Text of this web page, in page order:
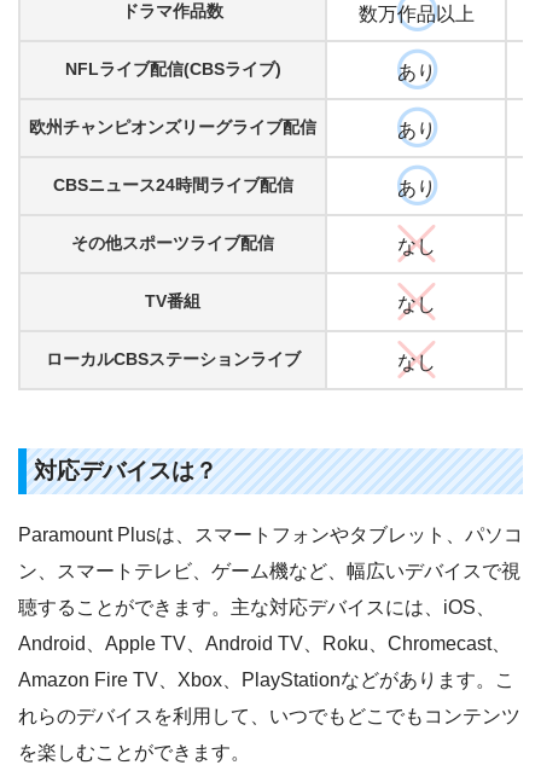
ドラマ作品数 数万作品以上
NFLライブ配信(CBSライブ) あり
欧州チャンピオンズリーグライブ配信 あり
CBSニュース24時間ライブ配信 あり
その他スポーツライブ配信 なし
TV番組 なし
ローカルCBSステーションライブ なし
対応デバイスは？
Paramount Plusは、スマートフォンやタブレット、パソコ
ン、スマートテレビ、ゲーム機など、幅広いデバイスで視
聴することができます。主な対応デバイスには、iOS、
Android、Apple TV、Android TV、Roku、Chromecast、
Amazon Fire TV、Xbox、PlayStationなどがあります。こ
れらのデバイスを利用して、いつでもどこでもコンテンツ
を楽しむことができます。